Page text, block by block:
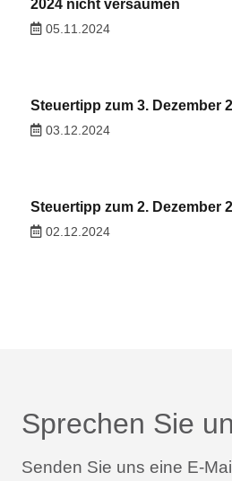
2024 nicht versäumen
05.11.2024
Steuertipp zum 3. Dezember
03.12.2024
Steuertipp zum 2. Dezember
02.12.2024
Sprechen Sie
Senden Sie uns eine E-